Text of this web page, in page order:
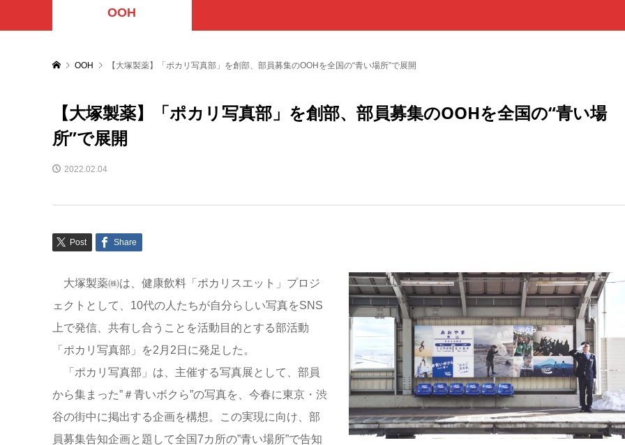
OOH
OOH 【大塚製薬】「ポカリ写真部」を創部、部員募集のOOHを全国の“青い場所”で展開
【大塚製薬】「ポカリ写真部」を創部、部員募集のOOHを全国の“青い場
所”で展開
2022.02.04
Post Share
大塚製薬㈱は、健康飲料「ポカリスエット」プロジ
ェクトとして、10代の人たちが自分らしい写真をSNS
上で発信、共有し合うことを活動目的とする部活動
「ポカリ写真部」を2月2日に発足した。
「ポカリ写真部」は、主催する写真展として、部員
から集まった”＃青いボクら”の写真を、今春に東京・渋
谷の街中に掲出する企画を構想。この実現に向け、部
員募集告知企画と題して全国7カ所の”青い場所”で告知